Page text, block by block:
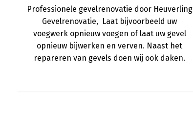
Professionele gevelrenovatie door Heuverling
Gevelrenovatie, Laat bijvoorbeeld uw
voegwerk opnieuw voegen of laat uw gevel
opnieuw bijwerken en verven. Naast het
repareren van gevels doen wij ook daken.